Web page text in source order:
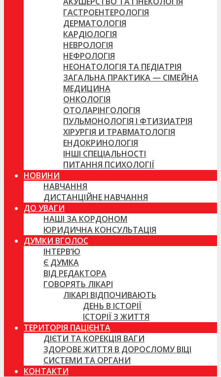
ГАСТРОЕНТЕРОЛОГІЯ
ДЕРМАТОЛОГІЯ
КАРДІОЛОГІЯ
НЕВРОЛОГІЯ
НЕФРОЛОГІЯ
НЕОНАТОЛОГІЯ ТА ПЕДІАТРІЯ
ЗАГАЛЬНА ПРАКТИКА — СІМЕЙНА
МЕДИЦИНА
ОНКОЛОГІЯ
ОТОЛАРІНГОЛОГІЯ
ПУЛЬМОНОЛОГІЯ І ФТИЗИАТРІЯ
ХІРУРГІЯ И ТРАВМАТОЛОГІЯ
ЕНДОКРИНОЛОГІЯ
ІНШІ СПЕЦІАЛЬНОСТІ
ПИТАННЯ ПСИХОЛОГІЇ
НОВИНИ
НАВЧАННЯ
ДИСТАНЦІЙНЕ НАВЧАННЯ
ДО УВАГИ
НАШІ ЗА КОРДОНОМ
ЮРИДИЧНА КОНСУЛЬТАЦІЯ
ДУМКИ ВГОЛОС
ІНТЕРВ’Ю
Є ДУМКА
ВІД РЕДАКТОРА
ГОВОРЯТЬ ЛІКАРІ
ЛІКАРІ ВІДПОЧИВАЮТЬ
ДЕНЬ В ІСТОРІЇ
ІСТОРІЇ З ЖИТТЯ
ТЕРИТОРІЯ ПАЦІЄНТА
ДІЄТИ ТА КОРЕКЦІЯ ВАГИ
ЗДОРОВЕ ЖИТТЯ В ДОРОСЛОМУ ВІЦІ
СИСТЕМИ ТА ОРГАНИ
КОНТАКТИ